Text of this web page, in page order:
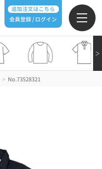
追加注文はこちら
会員登録 / ログイン
＞
> No.73528321